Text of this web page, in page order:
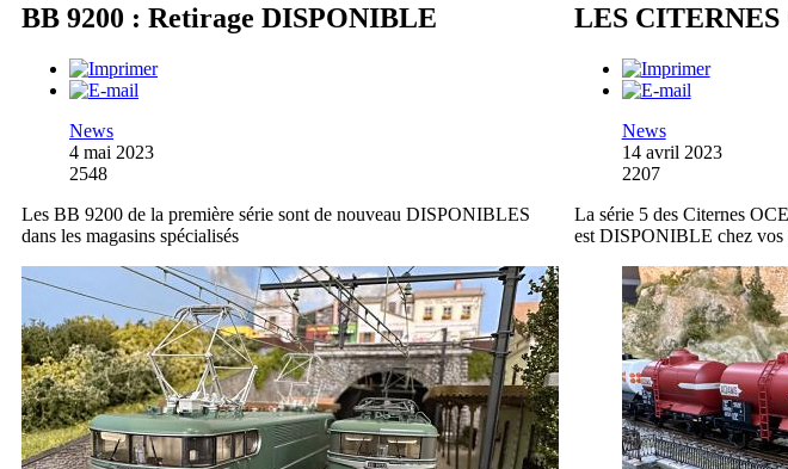
BB 9200 : Retirage DISPONIBLE
News
4 mai 2023
2548
Les BB 9200 de la première série sont de nouveau DISPONIBLES
dans les magasins spécialisés
LES CITERNES
News
14 avril 2023
2207
La série 5 des Citernes
est DISPONIBLE chez vos